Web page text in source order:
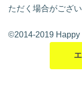
ただく場合がござ
©2014-2019 Happy